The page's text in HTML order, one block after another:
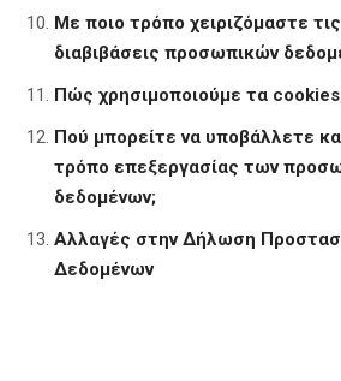
Με ποιο τρόπο χειριζόμαστε τις
διαβιβάσεις προσωπικών
Πώς χρησιμοποιούμε τα cookies
Πού μπορείτε να υποβάλλετε
τρόπο επεξεργασίας των
δεδομένων;
Αλλαγές στην Δήλωση
Δεδομένων